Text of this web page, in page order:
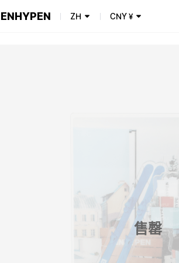
ENHYPEN ZH CNY¥
售罄